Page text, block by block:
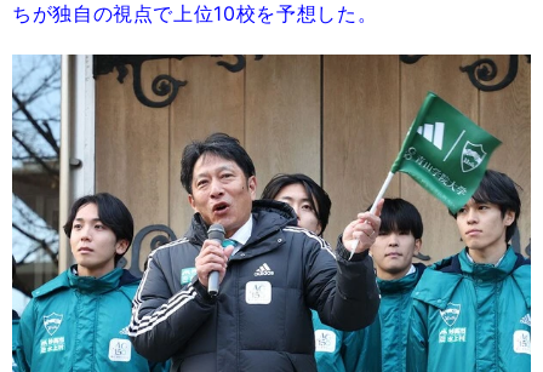
ちが独自の視点で上位10校を予想した。